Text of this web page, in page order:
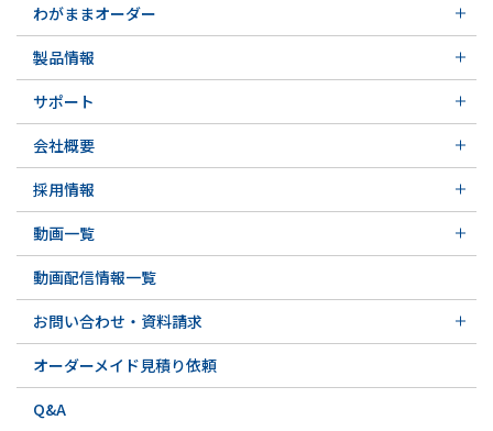
わがままオーダー
実例ご紹介
その他の導入事例
軸受け付きシールユニット
実例ご紹介
製品情報
特殊用途用メカニカルシール
メカニカルシールの不思議
サポート
実例ご紹介
会社概要
会社沿革
関連会社
採用情報
先輩の声
募集要項&FAQ
動画一覧
初級講座
専門用語の解説
動画配信情報一覧
お問い合わせ・資料請求
お問い合わせ例一覧
オーダーメイド見積り依頼
Q&A